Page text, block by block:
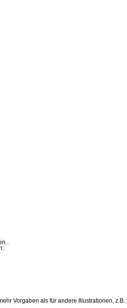
Vorgaben als für andere Illustrationen, z.B.: